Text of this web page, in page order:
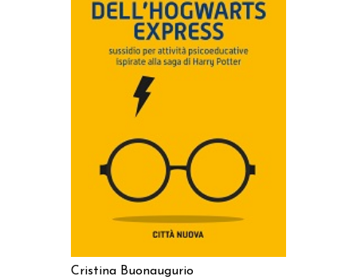
AGGIUNGI AL CARRELLO
Cristina Buonaugurio